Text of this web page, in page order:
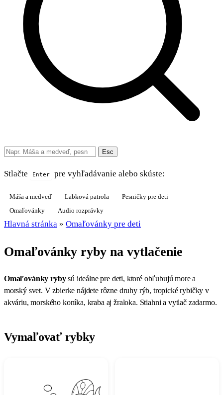
Esc
Stlačte Enter pre vyhľadávanie alebo skúste:
Máša a medveď Labková patrola
Pesničky pre deti
Omaľovánky
Audio rozprávky
Hlavná stránka » Omaľovánky pre deti
Omaľovánky ryby na vytlačenie
Omaľovánky rybysú ideálne pre deti, ktoré obľubujú more a
morský svet. V zbierke nájdete rôzne druhy rýb, tropické rybičky v
akváriu, morského koníka, kraba aj žraloka. Stiahni a vytlač zadarmo.
Vymaľovať rybky